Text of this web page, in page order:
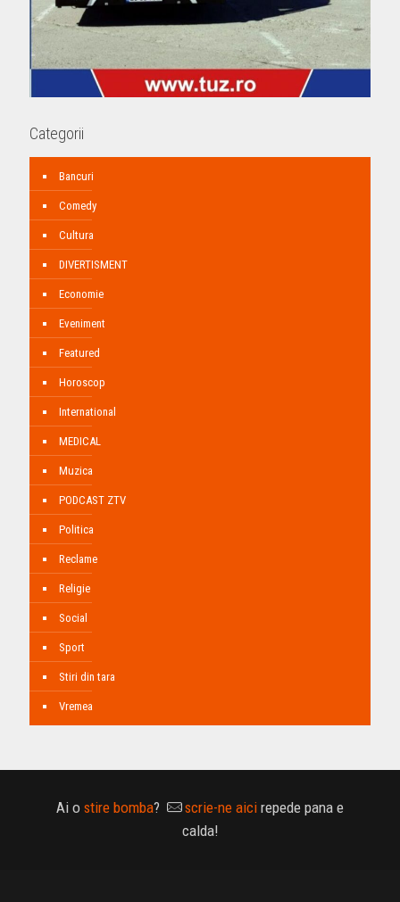
Categorii
Bancuri
Comedy
Cultura
DIVERTISMENT
Economie
Eveniment
Featured
Horoscop
International
MEDICAL
Muzica
PODCAST ZTV
Politica
Reclame
Religie
Social
Sport
Stiri din tara
Vremea
Ai o stire bomba? scrie-ne aici repede pana e
calda!